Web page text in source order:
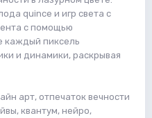
quince и игр света с
с помощью
каждый пиксель
и динамики, раскрывая
арт, отпечаток вечности
квантум, нейро,